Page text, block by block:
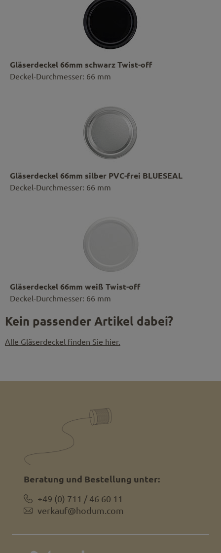
Gläserdeckel 66mm schwarz Twist-off
Deckel-Durchmesser: 66 mm
Gläserdeckel 66mm silber PVC-frei BLUESEAL
Deckel-Durchmesser: 66 mm
Gläserdeckel 66mm weiß Twist-off
Deckel-Durchmesser: 66 mm
Kein passender Artikel dabei?
Alle Gläserdeckel finden Sie hier.
Beratung und Bestellung unter:
+49 (0) 711 / 46 60 11
verkauf@hodum.com